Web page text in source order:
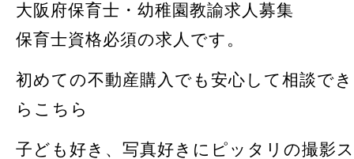
大阪府保育士・幼稚園教諭求人募集
保育士資格必須の求人です。
初めての不動産購入でも安心して相談で
らこちら
子ども好き、写真好きにピッタリの撮影